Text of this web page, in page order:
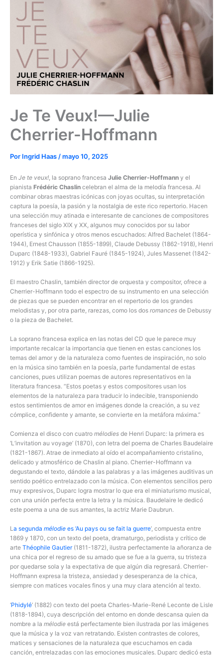
Je Te Veux!—Julie
Cherrier-Hoffmann
Por Ingrid Haas /mayo 10, 2025
En Je te veux! , la soprano francesa Julie Cherrier-Hoffmann y el
pianista Frédéric Chaslin celebran el alma de la melodía francesa. Al
combinar obras maestras icónicas con joyas ocultas, su interpretación
captura la poesía, la pasión y la nostalgia de este rico repertorio. Hacen
una selección muy atinada e interesante de canciones de compositores
franceses del siglo XIX y XX, algunos muy conocidos por su labor
operística y sinfónica y otros menos escuchados: Alfred Bachelet (1864-
1944), Ernest Chausson (1855-1899), Claude Debussy (1862-1918), Henri
Duparc (1848-1933), Gabriel Fauré (1845-1924), Jules Massenet (1842-
1912) y Erik Satie (1866-1925).
El maestro Chaslin, también director de orquesta y compositor, ofrece a
Cherrier-Hoffmann todo el espectro de su instrumento en una selección
de piezas que se pueden encontrar en el repertorio de los grandes
melodistas y, por otra parte, rarezas, como los dos romances de Debussy
o la pieza de Bachelet.
La soprano francesa explica en las notas del CD que le parece muy
importante recalcar la importancia que tienen en estas canciones los
temas del amor y de la naturaleza como fuentes de inspiración, no solo
en la música sino también en la poesía, parte fundamental de estas
canciones, pues utilizan poemas de autores representativos en la
literatura francesa. “Estos poetas y estos compositores usan los
elementos de la naturaleza para traducir lo indecible, transponiendo
estos sentimientos de amor en imágenes donde la creación, a su vez
cómplice, confidente y amante, se convierte en la metáfora máxima.”
Comienza el disco con cuatro mélodies de Henri Duparc: la primera es
‘L’invitation au voyage’ (1870), con letra del poema de Charles Baudelaire
(1821-1867). Atrae de inmediato al oído el acompañamiento cristalino,
delicado y atmosférico de Chaslin al piano. Cherrier-Hoffmann va
degustando el texto, dándole a las palabras y a las imágenes auditivas un
sentido poético entrelazado con la música. Con elementos sencillos pero
muy expresivos, Duparc logra mostrar lo que era el miniaturismo musical,
con una unión perfecta entre la letra y la música. Baudelaire le dedicó
este poema a una de sus amantes, la actriz Marie Daubrun.
La segunda mélodie es ‘Au pays ou se fait la guerre’, compuesta entre
1869 y 1870, con un texto del poeta, dramaturgo, periodista y crítico de
arte Théophile Gautier(1811-1872), ilustra perfectamente la añoranza de
una chica por el regreso de su amado que se fue a la guerra, su tristeza
por quedarse sola y la expectativa de que algún dia regresará. Cherrier-
Hoffmann expresa la tristeza, ansiedad y desesperanza de la chica,
siempre con matices vocales finos y una muy clara atención al texto.
‘Phidylé’ (1882) con texto del poeta Charles-Marie-René Leconte de Lisle
(1818-1894), cuya descripción del entorno en donde descansa quien da
nombre a la mélodie está perfectamente bien ilustrada por las imágenes
que la música y la voz van retratando. Existen contrastes de colores,
matices y sensaciones de la naturaleza que escuchamos en cada
canción, entrelazadas con las emociones musicales. Duparc dedicó esta